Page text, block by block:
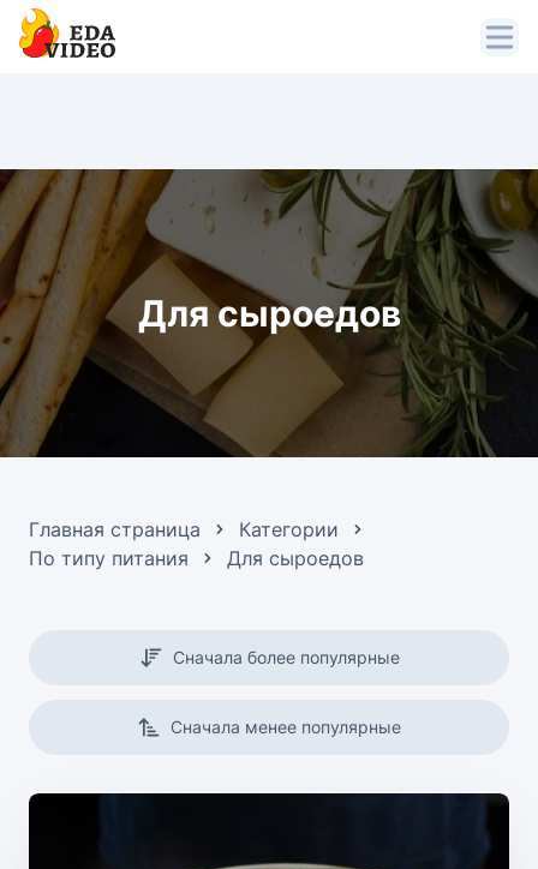
Для сыроедов
Главная страница
Категории
По типу питания
Для сыроедов
Сначала более популярные
Сначала менее популярные